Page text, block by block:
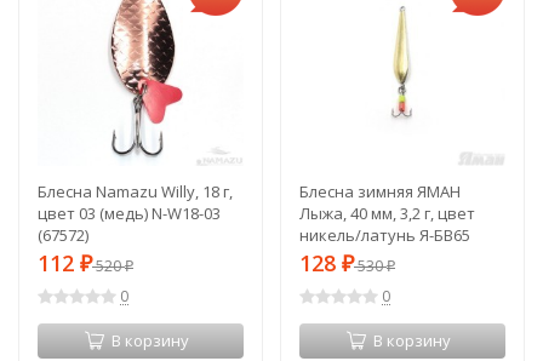
Блесна Namazu Willy, 18 г,
цвет 03 (медь) N-W18-03
(67572)
112 ₽520₽
0
В корзину
Блесна зимняя ЯМАН
Лыжа, 40 мм, 3,2 г, цвет
никель/латунь Я-БВ65
(67774)
128 ₽530₽
0
В корзину